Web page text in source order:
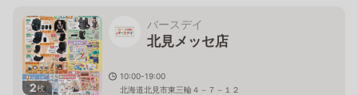
2枚
バースデイ
北見メッセ店
10:00-19:00
北海道北見市東三輪４－７－１２